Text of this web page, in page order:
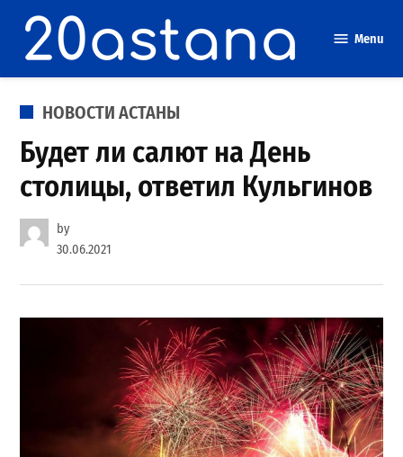
content
Menu
POSTED
НОВОСТИ АСТАНЫ
Будет ли салют на День
столицы, ответил Кульгинов
by
30.06.2021